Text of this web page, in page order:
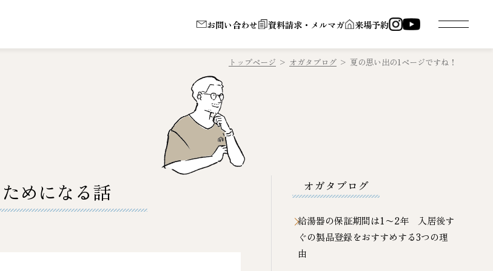
お問い合わせ 資料請求・メルマガ 来場予約
トップページ > オガタブログ > 夏の思い出の1ページですね！
めになる話 オガタブログ
給湯器の保証期間は1〜2年 入居後す
ぐの製品登録をおすすめする3つの理
由